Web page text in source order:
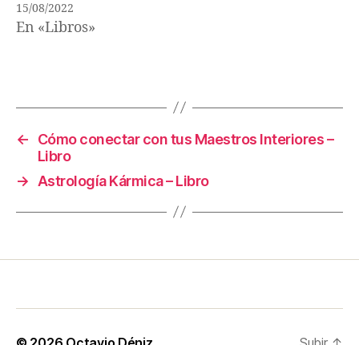
15/08/2022
En «Libros»
←
Cómo conectar con tus Maestros Interiores –
Libro
→
Astrología Kármica – Libro